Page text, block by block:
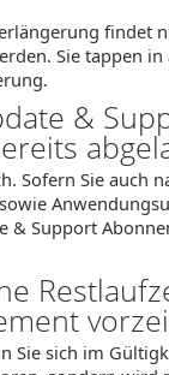
findet
Sie tappen
&
Sofern Sie auch
& Support
Sie sich im